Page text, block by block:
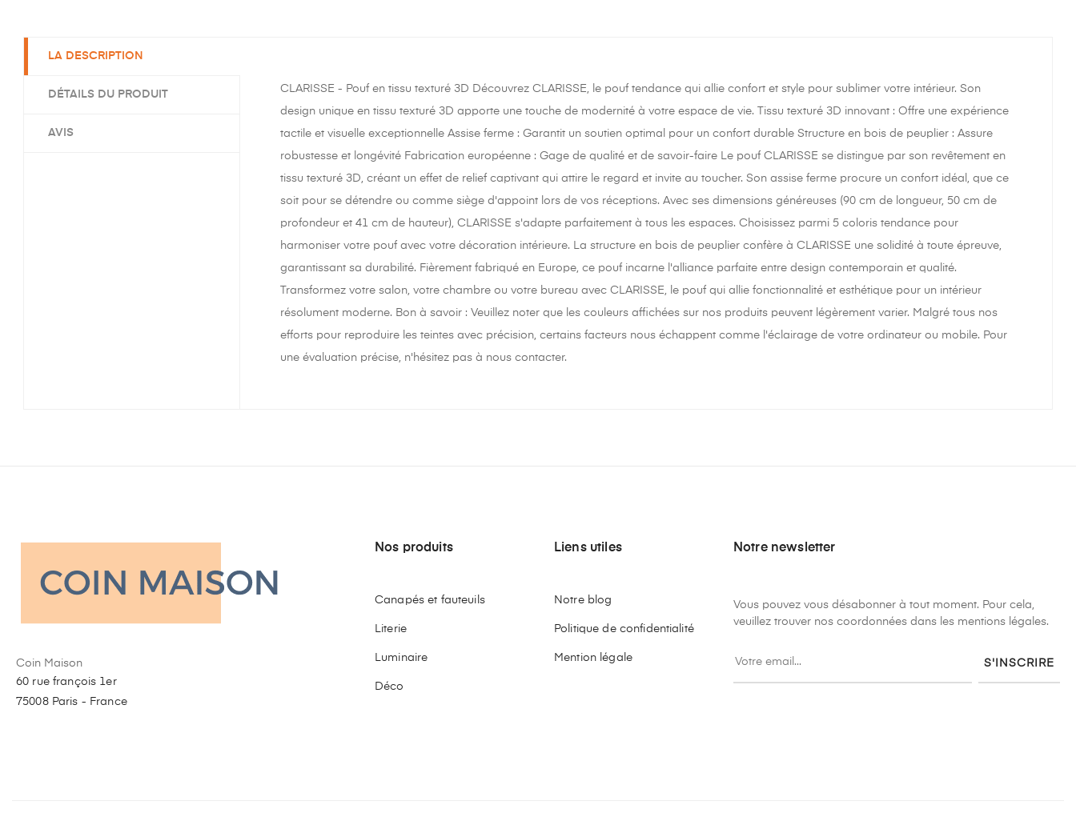
LA DESCRIPTION
DÉTAILS DU PRODUIT
AVIS
CLARISSE - Pouf en tissu texturé 3D Découvrez CLARISSE, le pouf tendance qui allie confort et style pour sublimer votre intérieur. Son
design unique en tissu texturé 3D apporte une touche de modernité à votre espace de vie. Tissu texturé 3D innovant : Offre une expérience
tactile et visuelle exceptionnelle Assise ferme : Garantit un soutien optimal pour un confort durable Structure en bois de peuplier : Assure
robustesse et longévité Fabrication européenne : Gage de qualité et de savoir-faire Le pouf CLARISSE se distingue par son revêtement en
tissu texturé 3D, créant un effet de relief captivant qui attire le regard et invite au toucher. Son assise ferme procure un confort idéal, que ce
soit pour se détendre ou comme siège d'appoint lors de vos réceptions. Avec ses dimensions généreuses (90 cm de longueur, 50 cm de
profondeur et 41 cm de hauteur), CLARISSE s'adapte parfaitement à tous les espaces. Choisissez parmi 5 coloris tendance pour
harmoniser votre pouf avec votre décoration intérieure. La structure en bois de peuplier confère à CLARISSE une solidité à toute épreuve,
garantissant sa durabilité. Fièrement fabriqué en Europe, ce pouf incarne l'alliance parfaite entre design contemporain et qualité.
Transformez votre salon, votre chambre ou votre bureau avec CLARISSE, le pouf qui allie fonctionnalité et esthétique pour un intérieur
résolument moderne. Bon à savoir : Veuillez noter que les couleurs affichées sur nos produits peuvent légèrement varier. Malgré tous nos
efforts pour reproduire les teintes avec précision, certains facteurs nous échappent comme l'éclairage de votre ordinateur ou mobile. Pour
une évaluation précise, n'hésitez pas à nous contacter.
Coin Maison
60 rue françois 1er
75008 Paris - France
Nos produits
Canapés et fauteuils
Literie
Luminaire
Déco
Liens utiles
Notre blog
Politique de confidentialité
Mention légale
Notre newsletter
Vous pouvez vous désabonner à tout moment. Pour cela,
veuillez trouver nos coordonnées dans les mentions légales.
S'INSCRIRE